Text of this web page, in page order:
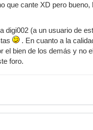
buenos músicos,
bien y a tiempo,
material también
o aprender a mezclar
de 8 pistas,
la caja mucho mejor, las
lo que ha hecho
que cante XD pero
(a un usuario de
. En cuanto a la
bien de los demás y no
foro.